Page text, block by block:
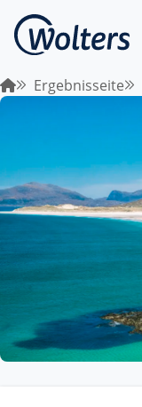
Ergebnisseite